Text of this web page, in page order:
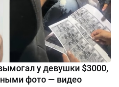
у девушки $3000,
фото — видео